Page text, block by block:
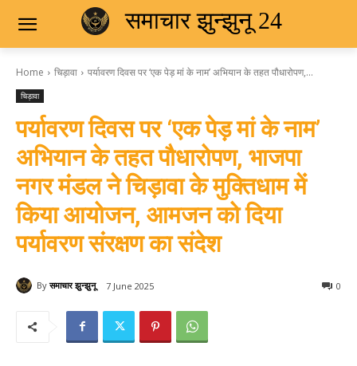
समाचार झुन्झुनू 24
Home चिड़ावा पर्यावरण दिवस पर ‘एक पेड़ मां के नाम’ अभियान के तहत पौधारोपण,...
चिड़ावा
पर्यावरण दिवस पर ‘एक पेड़ मां के नाम’
अभियान के तहत पौधारोपण, भाजपा
नगर मंडल ने चिड़ावा के मुक्तिधाम में
किया आयोजन, आमजन को दिया
पर्यावरण संरक्षण का संदेश
By समाचार झुन्झुनू 7 June 2025 0